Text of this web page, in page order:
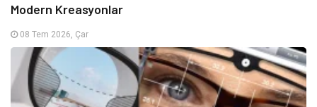
Modern Kreasyonlar
08 Tem 2026, Çar